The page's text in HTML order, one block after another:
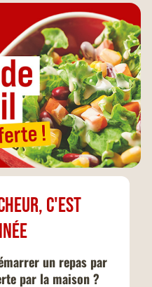
c'est
un repas par
par la maison ?